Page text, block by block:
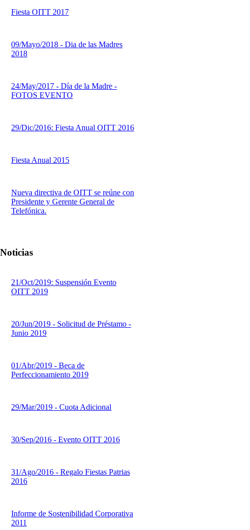
Fiesta OITT 2017
09/Mayo/2018 - Dia de las Madres
2018
24/May/2017 - Día de la Madre -
FOTOS EVENTO
29/Dic/2016: Fiesta Anual OITT 2016
Fiesta Anual 2015
Nueva directiva de OITT se reúne con
Presidente y Gerente General de
Telefónica.
Noticias
21/Oct/2019: Suspensión Evento
OITT 2019
20/Jun/2019 - Solicitud de Préstamo -
Junio 2019
01/Abr/2019 - Beca de
Perfeccionamiento 2019
29/Mar/2019 - Cuota Adicional
30/Sep/2016 - Evento OITT 2016
31/Ago/2016 - Regalo Fiestas Patrias
2016
Informe de Sostenibilidad Corporativa
2011